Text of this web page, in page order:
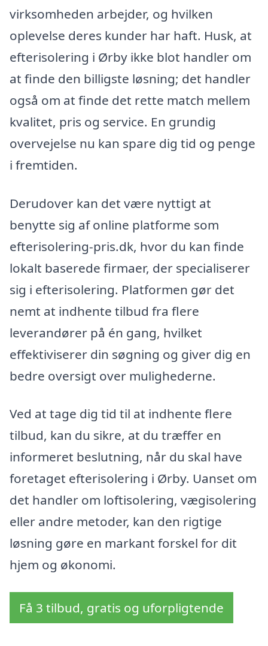
virksomheden arbejder, og hvilken
oplevelse deres kunder har haft. Husk, at
efterisolering i Ørby ikke blot handler om
at finde den billigste løsning; det handler
også om at finde det rette match mellem
kvalitet, pris og service. En grundig
overvejelse nu kan spare dig tid og penge
i fremtiden.
Derudover kan det være nyttigt at
benytte sig af online platforme som
efterisolering-pris.dk, hvor du kan finde
lokalt baserede firmaer, der specialiserer
sig i efterisolering. Platformen gør det
nemt at indhente tilbud fra flere
leverandører på én gang, hvilket
effektiviserer din søgning og giver dig en
bedre oversigt over mulighederne.
Ved at tage dig tid til at indhente flere
tilbud, kan du sikre, at du træffer en
informeret beslutning, når du skal have
foretaget efterisolering i Ørby. Uanset om
det handler om loftisolering, vægisolering
eller andre metoder, kan den rigtige
løsning gøre en markant forskel for dit
hjem og økonomi.
Få 3 tilbud, gratis og uforpligtende